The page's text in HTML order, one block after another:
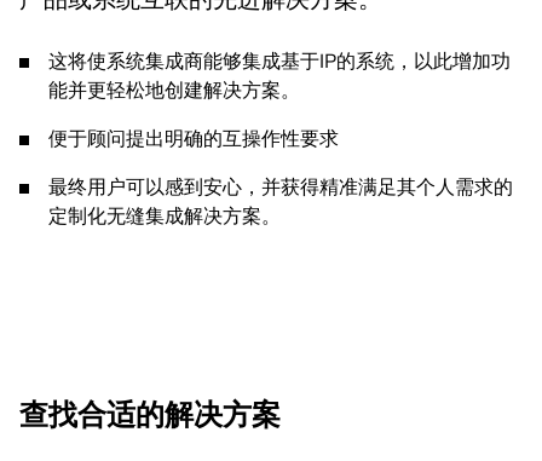
这将使系统集成商能够集成基于IP的系统，以此增加功
能并更轻松地创建解决方案。
便于顾问提出明确的互操作性要求
最终用户可以感到安心，并获得精准满足其个人需求的
定制化无缝集成解决方案。
查找合适的解决方案